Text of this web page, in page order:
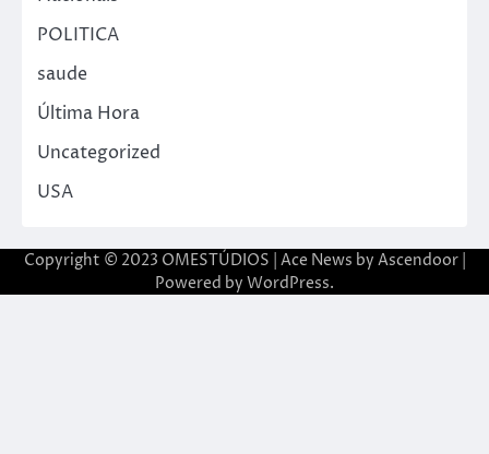
POLITICA
saude
Última Hora
Uncategorized
USA
Copyright © 2023 OMESTÚDIOS | Ace News by Ascendoor|
Powered by WordPress.